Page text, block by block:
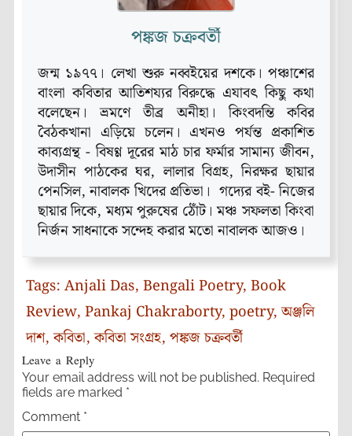
পঙ্কজ চক্রবর্তী
জন্ম ১৯৭৭। লেখা শুরু নব্বইয়ের দশকে। পঞ্চাশের
বাংলা কবিতার আতিশয্যর বিরুদ্ধে এযাবৎ কিছু কথা
বলেছেন। ভ্রমণে তীব্র অনীহা। কিংবদন্তি কবির
বৈঠকখানা এড়িয়ে চলেন। এখনও পর্যন্ত প্রকাশিত
কাব্যগ্রন্থ - বিষণ্ণ দূরের মাঠ চার ফর্মার সামান্য জীবন,
উদাসীন পাঠকের ঘর, লালার বিগ্রহ, নিরক্ষর ছায়ার
পেনসিল, নাবালক খিদের প্রতিভা। গদ্যের বই- নিজের
ছায়ার দিকে, মধ্যম পুরুষের ঠোঁট। মঞ্চ সফলতা কিংবা
নির্জন সাধনাকে সন্দেহ করার মতো নাবালক আজও।
Tags: Anjali Das, Bengali Poetry, Book
Review, Pankaj Chakraborty, poetry,অঞ্জলি
দাশ,কবিতা,কবিতা সংগ্রহ, পঙ্কজ চক্রবর্তী
Leave a Reply
Your email address will not be published. Required
fields are marked *
Comment *